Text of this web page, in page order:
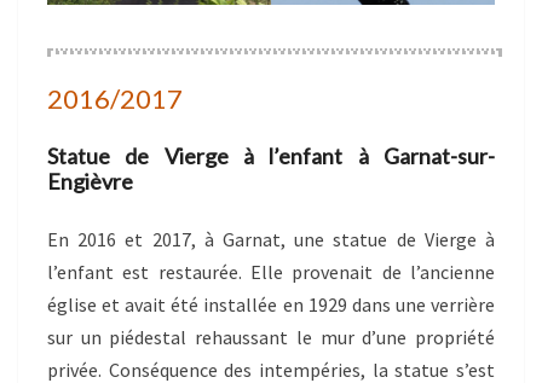
2016/2017
Statue de Vierge à l’enfant à Garnat-sur-
Engièvre
En 2016 et 2017, à Garnat, une statue de Vierge à
l’enfant est restaurée. Elle provenait de l’ancienne
église et avait été installée en 1929 dans une verrière
sur un piédestal rehaussant le mur d’une propriété
privée. Conséquence des intempéries, la statue s’est